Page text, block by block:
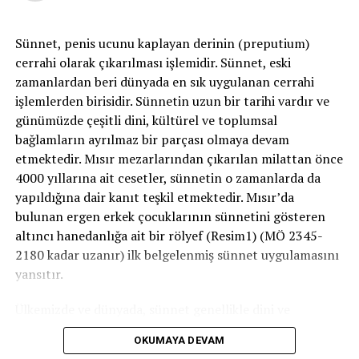
güçlüğü, azalmış idrar akımı, idrar yapma esnasında
mesaneyi tam boşaltamama hissi, sık ve acil idrar yapma
ihtiyacı, kanlı idrar, ağrılı boşalma en sık görülen
yakınmalardır.
Çoğu zaman üriner sistem ve kalın barsaklarda bulunan
bakteriler sorumludur. Akut bakteriyel
prostatit idrar yapamama ve kan dolaşımına enfeksiyon
yayılması gibi ciddi problemlere neden olabilir. Bu
nedenle kişilerin vakit kaybetmeden doktora
başvurmaları ve semptomlar ciddiyse birkaç gün
hastanede kalmaları önerilir.
Prostatın Müzmin Mikrobik İltihabı
belirtileri kronik non-bakteriyel prostatit ile hemen
Sünnet, penis ucunu kaplayan derinin (preputium)
cerrahi olarak çıkarılması işlemidir. Sünnet, eski
zamanlardan beri dünyada en sık uygulanan cerrahi
işlemlerden birisidir. Sünnetin uzun bir tarihi vardır ve
günümüzde çeşitli dini, kültürel ve toplumsal
bağlamların ayrılmaz bir parçası olmaya devam
etmektedir. Mısır mezarlarından çıkarılan milattan önce
4000 yıllarına ait cesetler, sünnetin o zamanlarda da
yapıldığına dair kanıt teşkil etmektedir. Mısır’da
bulunan ergen erkek çocuklarının sünnetini gösteren
altıncı hanedanlığa ait bir rölyef (Resim1) (MÖ 2345-
2180 kadar uzanır) ilk belgelenmiş sünnet uygulamasını
yansıtır.
geleneksel nedenlerle uygulanır. Ancak bazı tıbbi
zorunluluklar veya koruyucu amaçlarla gerçekleştirilen
OKUMAYA DEVAM